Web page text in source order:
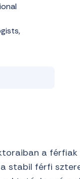
a férfiak
stabil férfi